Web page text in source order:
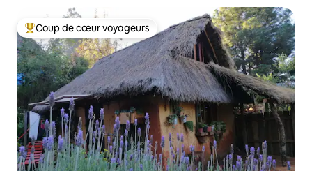
Coups de cœur voyageurs les plus appréciés
Coup de cœur voyageurs